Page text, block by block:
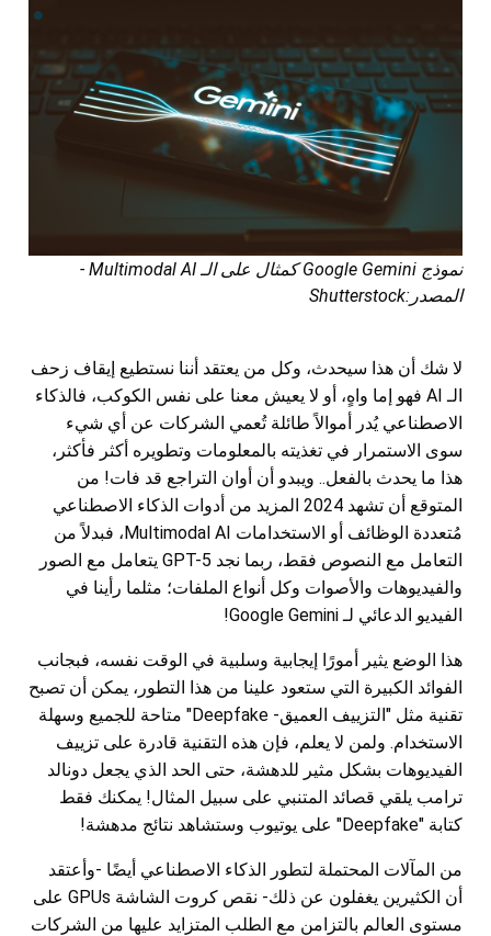
نموذج Google Gemini كمثال على الـ Multimodal AI -
المصدر:Shutterstock
لا شك أن هذا سيحدث، وكل من يعتقد أننا نستطيع إيقاف زحف
الـ AI فهو إما واهٍ، أو لا يعيش معنا على نفس الكوكب، فالذكاء
الاصطناعي يُدر أموالاً طائلة تُعمي الشركات عن أي شيء
سوى الاستمرار في تغذيته بالمعلومات وتطويره أكثر فأكثر،
هذا ما يحدث بالفعل.. ويبدو أن أوان التراجع قد فات! من
المتوقع أن تشهد 2024 المزيد من أدوات الذكاء الاصطناعي
مُتعددة الوظائف أو الاستخدامات Multimodal AI، فبدلاً من
التعامل مع النصوص فقط، ربما نجد GPT-5 يتعامل مع الصور
والفيديوهات والأصوات وكل أنواع الملفات؛ مثلما رأينا في
الفيديو الدعائي لـ Google Gemini!
هذا الوضع يثير أمورًا إيجابية وسلبية في الوقت نفسه، فبجانب
الفوائد الكبيرة التي ستعود علينا من هذا التطور، يمكن أن تصبح
تقنية مثل "التزييف العميق- Deepfake" متاحة للجميع وسهلة
الاستخدام. ولمن لا يعلم، فإن هذه التقنية قادرة على تزييف
الفيديوهات بشكل مثير للدهشة، حتى الحد الذي يجعل دونالد
ترامب يلقي قصائد المتنبي على سبيل المثال! يمكنك فقط
كتابة "Deepfake" على يوتيوب وستشاهد نتائج مدهشة!
من المآلات المحتملة لتطور الذكاء الاصطناعي أيضًا -وأعتقد
أن الكثيرين يغفلون عن ذلك- نقص كروت الشاشة GPUs على
مستوى العالم بالتزامن مع الطلب المتزايد عليها من الشركات